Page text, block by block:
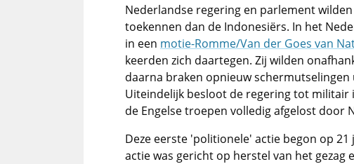
Nederlandse regering en parlement
toekennen dan de Indonesiërs. In het
in een motie-Romme/Van der Goes van
keerden zich daartegen. Zij wilden
daarna braken opnieuw
Uiteindelijk besloot de regering tot militair
de Engelse troepen volledig afgelost door
Deze eerste 'politionele' actie begon op
actie was gericht op herstel van het gezag